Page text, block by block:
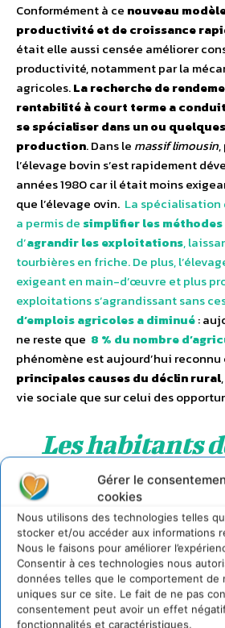
Gérer le
cookies
Nous utilisons des technologies telles
stocker et/ou accéder aux informations
Nous le faisons pour améliorer
Consentir à ces technologies nous
données telles que le comportement de
uniques sur ce site. Le fait de ne pas
consentement peut avoir un effet
fonctionnalités et caractéristiques.
Conformément à ce nouveau
productivité et de croissance
était elle aussi censée améliorer
productivité, notamment par la
agricoles.La recherche de
rentabilité à court terme a
se spécialiser dans un ou
production. Dans le massif limousin,
l’élevage bovin s’est rapidement
années 1980 car il était moins
que l’élevage ovin. La spécialisation
a permis de simplifier les
d’agrandir les exploitations,
tourbières en friche. De plus,
exigeant en main-d’œuvre et plus
exploitations s’agrandissant sans
d’emplois agricoles a diminué:
ne reste que 8 % du nombre
phénomène est aujourd’hui reconnu
principales causes du déclin rural
vie sociale que sur celui des
Les habitants
rurales ont
migrer vers les
recherche de
conditions